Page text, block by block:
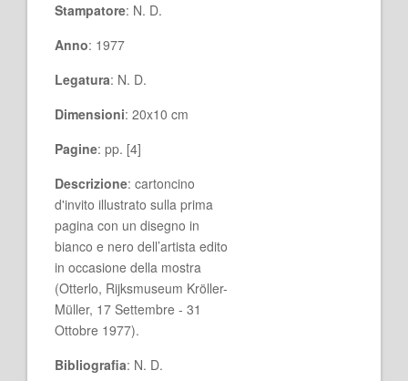
Stampatore: N. D.
Anno: 1977
Legatura: N. D.
Dimensioni: 20x10 cm
Pagine: pp. [4]
Descrizione: cartoncino
d'invito illustrato sulla prima
pagina con un disegno in
bianco e nero dell’artista edito
in occasione della mostra
(Otterlo, Rijksmuseum Kröller-
Müller, 17 Settembre - 31
Ottobre 1977).
Bibliografia: N. D.